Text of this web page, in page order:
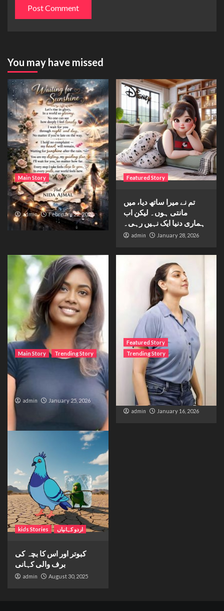
You may have missed
Main Story
Waiting for sunshine
admin February 22, 2026
Featured Story
تم نے میرا ساتھ دیا، میں
مانتی ہوں۔ لیکن اب
ہماری دنیا ایک نہیں رہی۔
admin January 28, 2026
Main Story Trending Story
The Bride from the
Accident
admin January 25, 2026
Featured Story
Trending Story
The Silent Wait – A Life
Trapped Between
Distance and Duty
admin January 16, 2026
kids Stories اردو کہانیاں
کبوتر اور اس کا بچہ کی
برف والی کہانی
admin August 30, 2025